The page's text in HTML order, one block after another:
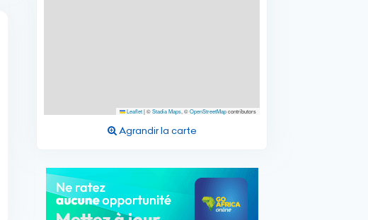
Leaflet|©Stadia Maps, ©OpenStreetMapcontributors
Agrandir la carte